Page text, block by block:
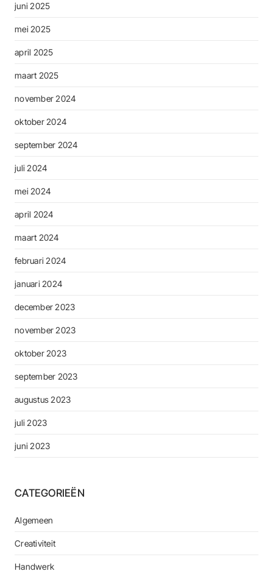
juni 2025
mei 2025
april 2025
maart 2025
november 2024
oktober 2024
september 2024
juli 2024
mei 2024
april 2024
maart 2024
februari 2024
januari 2024
december 2023
november 2023
oktober 2023
september 2023
augustus 2023
juli 2023
juni 2023
CATEGORIEËN
Algemeen
Creativiteit
Handwerk